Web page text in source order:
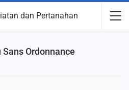
dan Pertanahan
Ordonnance